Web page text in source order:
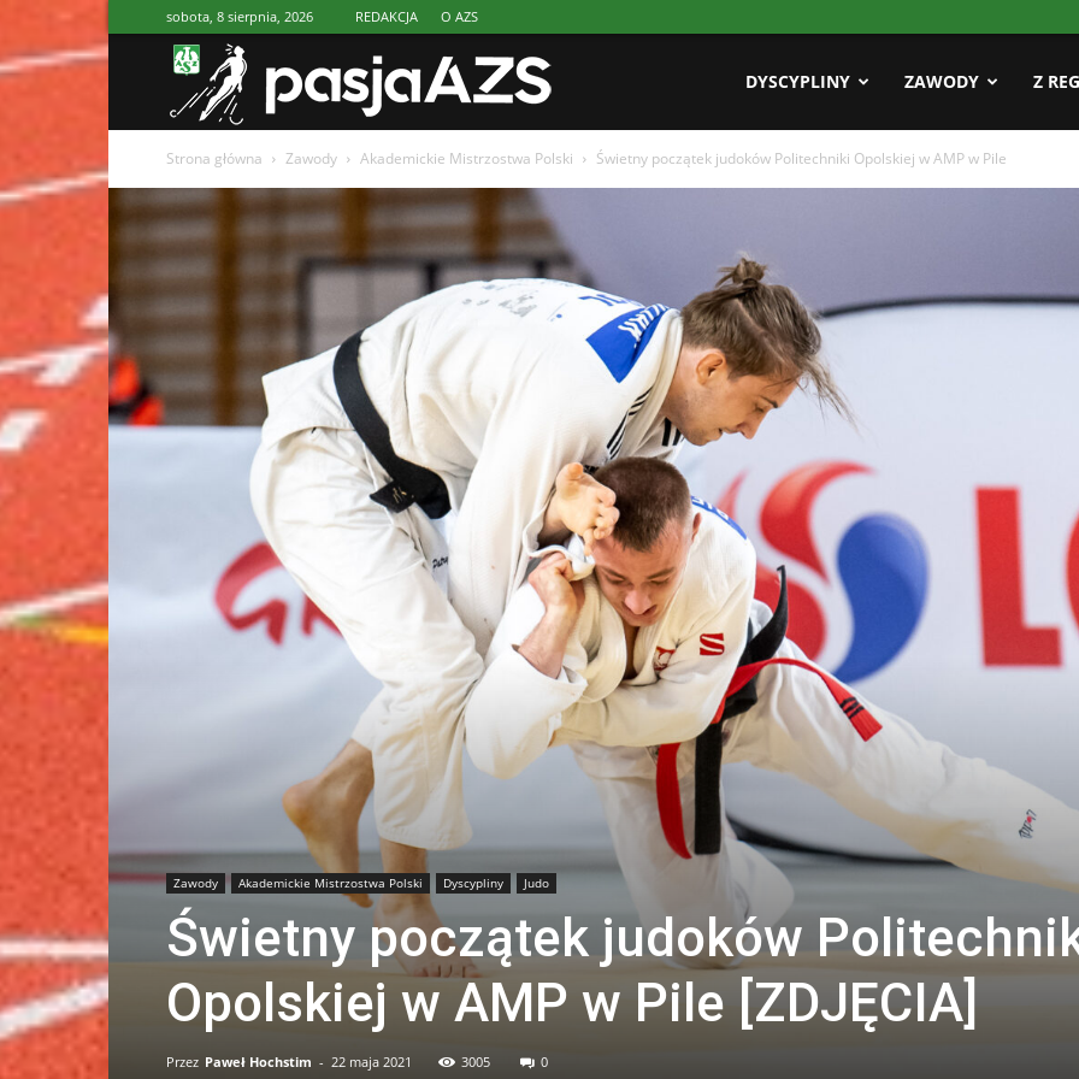
sobota, 8 sierpnia, 2026 REDAKCJA O AZS
DYSCYPLINY ZAWODY Z
Strona główna Zawody Akademickie Mistrzostwa Polski Świetny początek judoków Politechniki Opolskiej w AMP w Pile
Zawody Akademickie Mistrzostwa Polski Dyscypliny Judo
Świetny początek judoków
Opolskiej w AMP w Pile [ZDJĘCIA]
Przez Paweł Hochstim - 22 maja 2021 3005 0